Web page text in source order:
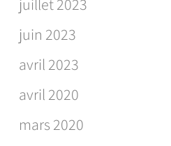
juin 2023
avril 2023
avril 2020
mars 2020